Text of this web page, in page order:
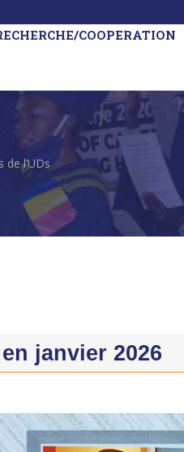
COOPERATION
l’UDs
janvier 2026